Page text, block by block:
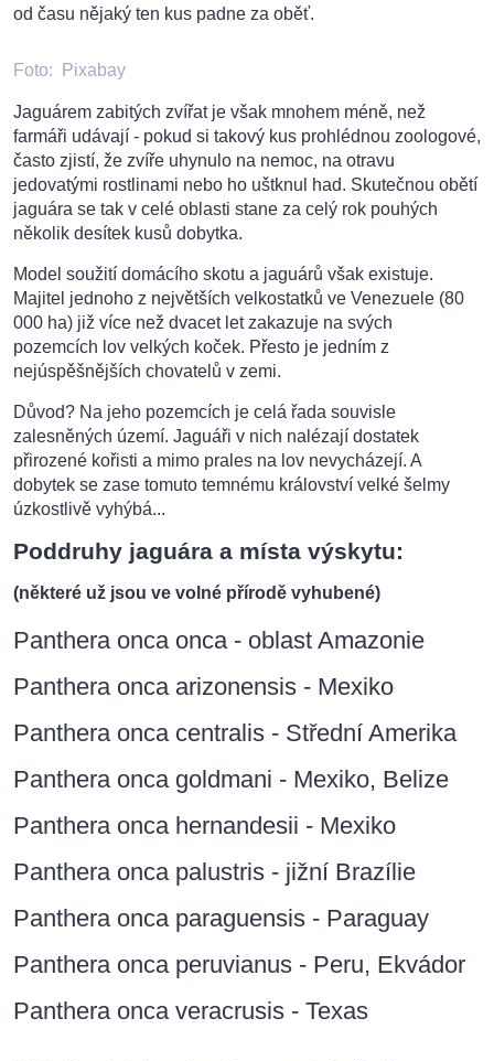
od času nějaký ten kus padne za oběť.
Foto: Pixabay
Jaguárem zabitých zvířat je však mnohem méně, než
farmáři udávají - pokud si takový kus prohlédnou zoologové,
často zjistí, že zvíře uhynulo na nemoc, na otravu
jedovatými rostlinami nebo ho uštknul had. Skutečnou obětí
jaguára se tak v celé oblasti stane za celý rok pouhých
několik desítek kusů dobytka.
Model soužití domácího skotu a jaguárů však existuje.
Majitel jednoho z největších velkostatků ve Venezuele (80
000 ha) již více než dvacet let zakazuje na svých
pozemcích lov velkých koček. Přesto je jedním z
nejúspěšnějších chovatelů v zemi.
Důvod? Na jeho pozemcích je celá řada souvisle
zalesněných území. Jaguáři v nich nalézají dostatek
přirozené kořisti a mimo prales na lov nevycházejí. A
dobytek se zase tomuto temnému království velké šelmy
úzkostlivě vyhýbá...
Poddruhy jaguára a místa výskytu:
(některé už jsou ve volné přírodě vyhubené)
Panthera onca onca - oblast Amazonie
Panthera onca arizonensis - Mexiko
Panthera onca centralis - Střední Amerika
Panthera onca goldmani - Mexiko, Belize
Panthera onca hernandesii - Mexiko
Panthera onca palustris - jižní Brazílie
Panthera onca paraguensis - Paraguay
Panthera onca peruvianus - Peru, Ekvádor
Panthera onca veracrusis - Texas